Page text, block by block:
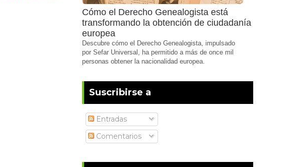
Cómo el Derecho Genealogista está
transformando la obtención de ciudadanía
europea
Descubre cómo el Derecho Genealogista, impulsado
por Sefar Universal, ha permitido a más de once mil
personas obtener la nacionalidad europea.
Suscribirse a
Entradas
Comentarios